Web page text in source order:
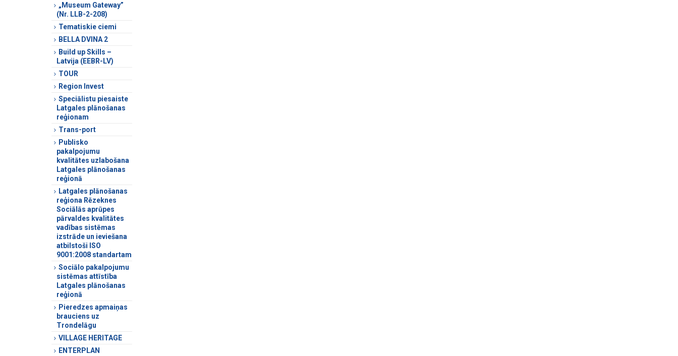
„Museum Gateway”
(Nr. LLB-2-208)
Tematiskie ciemi
BELLA DVINA 2
Build up Skills –
Latvija (EEBR-LV)
TOUR
Region Invest
Speciālistu piesaiste
Latgales plānošanas
reģionam
Trans-port
Publisko
pakalpojumu
kvalitātes uzlabošana
Latgales plānošanas
reģionā
Latgales plānošanas
reģiona Rēzeknes
Sociālās aprūpes
pārvaldes kvalitātes
vadības sistēmas
izstrāde un ieviešana
atbilstoši ISO
9001:2008 standartam
Sociālo pakalpojumu
sistēmas attīstība
Latgales plānošanas
reģionā
Pieredzes apmaiņas
brauciens uz
Trondelāgu
VILLAGE HERITAGE
ENTERPLAN